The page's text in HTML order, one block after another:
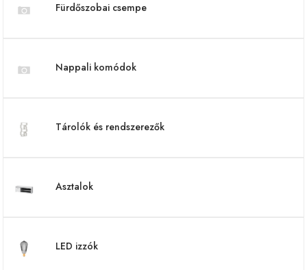
Fürdőszobai csempe
Nappali komódok
Tárolók és rendszerezők
Asztalok
LED izzók